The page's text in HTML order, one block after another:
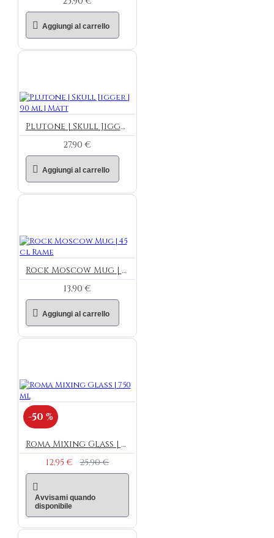
Aggiungi al carrello
Plutone | Skull Jigger | 90 ml | Matt
27,90 €
Aggiungi al carrello
Rock Moscow Mug | 45 cl Rame
13,90 €
Aggiungi al carrello
-50 %
Roma Mixing Glass | 750 ml
12,95 €
25,90 €
Avvisami quando
disponibile